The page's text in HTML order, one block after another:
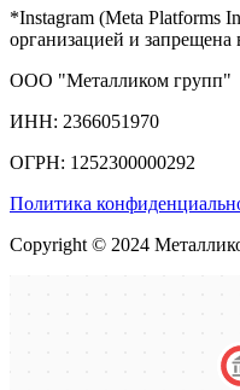
*Instagram (Meta Platforms
организацией и
ООО "Металликом групп"
ИНН: 2366051970
ОГРН: 1252300000292
Политика
Copyright © 2024